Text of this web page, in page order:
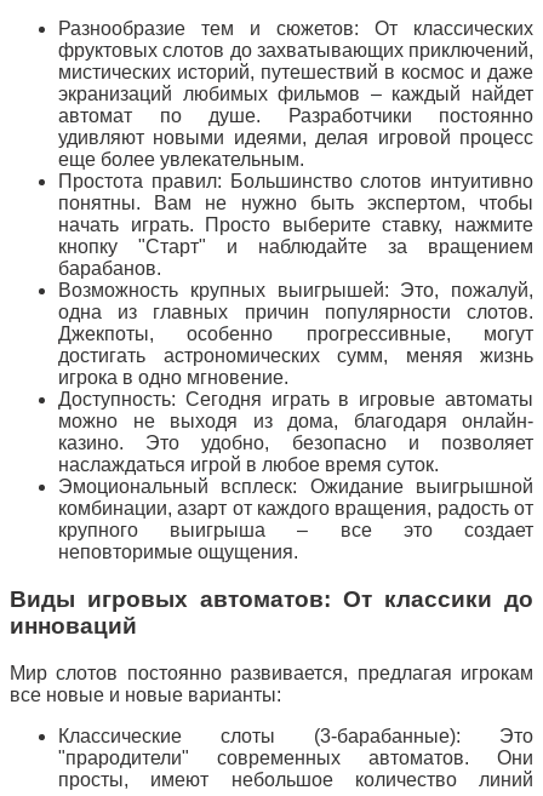
Разнообразие тем и сюжетов: От классических
фруктовых слотов до захватывающих приключений,
мистических историй, путешествий в космос и даже
экранизаций любимых фильмов – каждый найдет
автомат по душе. Разработчики постоянно
удивляют новыми идеями, делая игровой процесс
еще более увлекательным.
Простота правил: Большинство слотов интуитивно
понятны. Вам не нужно быть экспертом, чтобы
начать играть. Просто выберите ставку, нажмите
кнопку "Старт" и наблюдайте за вращением
барабанов.
Возможность крупных выигрышей: Это, пожалуй,
одна из главных причин популярности слотов.
Джекпоты, особенно прогрессивные, могут
достигать астрономических сумм, меняя жизнь
игрока в одно мгновение.
Доступность: Сегодня играть в игровые автоматы
можно не выходя из дома, благодаря онлайн-
казино. Это удобно, безопасно и позволяет
наслаждаться игрой в любое время суток.
Эмоциональный всплеск: Ожидание выигрышной
комбинации, азарт от каждого вращения, радость от
крупного выигрыша – все это создает
неповторимые ощущения.
Виды игровых автоматов: От классики до
инноваций
Мир слотов постоянно развивается, предлагая игрокам
все новые и новые варианты:
Классические слоты (3-барабанные): Это
"прародители" современных автоматов. Они
просты, имеют небольшое количество линий